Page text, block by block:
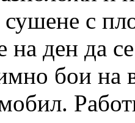
сушене с
ден да
бои на